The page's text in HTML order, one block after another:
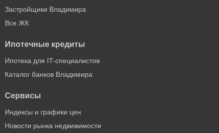
Застройщики Владимира
Все ЖК
Ипотечные кредиты
Ипотека для IT-специалистов
Каталог банков Владимира
Сервисы
Индексы и графики цен
Новости рынка недвижимости